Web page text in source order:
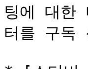
팅에 대한
터를 구독